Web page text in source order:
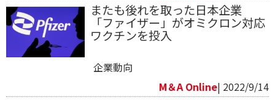
またも後れを取った日本企業
「ファイザー」がオミクロン対応
ワクチンを投入
企業動向
M＆A Online| 2022/9/14